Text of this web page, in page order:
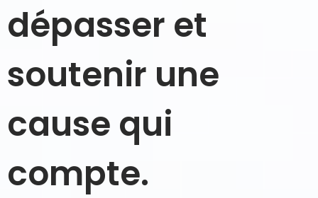
dépasser et
soutenir une
cause qui
compte.